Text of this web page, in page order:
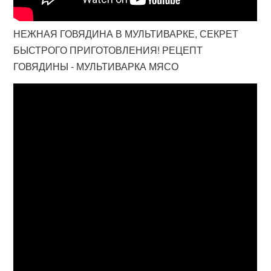
НЕЖНАЯ ГОВЯДИНА В МУЛЬТИВАРКЕ, СЕКРЕТ
БЫСТРОГО ПРИГОТОВЛЕНИЯ! РЕЦЕПТ
ГОВЯДИНЫ - МУЛЬТИВАРКА МЯСО